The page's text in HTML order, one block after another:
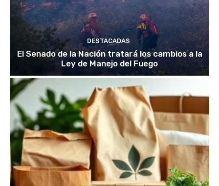
DESTACADAS
El Senado de la Nación tratará los cambios a la
Ley de Manejo del Fuego